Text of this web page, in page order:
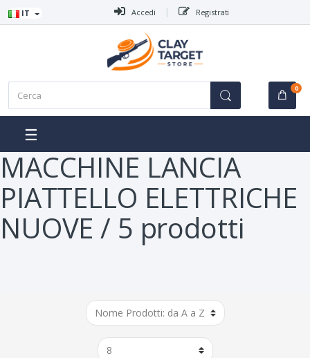
Vai al menù
Vai al contenuto
IT Accedi Registrati
C
r
:
0
☰
MACCHINE LANCIA
PIATTELLO ELETTRICHE
NUOVE / 5 prodotti